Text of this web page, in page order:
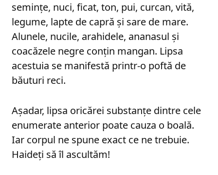
semințe, nuci, ficat, ton, pui, curcan, vită,
legume, lapte de capră și sare de mare.
Alunele, nucile, arahidele, ananasul și
coacăzele negre conțin mangan. Lipsa
acestuia se manifestă printr-o poftă de
băuturi reci.
Așadar, lipsa oricărei substanțe dintre cele
enumerate anterior poate cauza o boală.
Iar corpul ne spune exact ce ne trebuie.
Haideți să îl ascultăm!